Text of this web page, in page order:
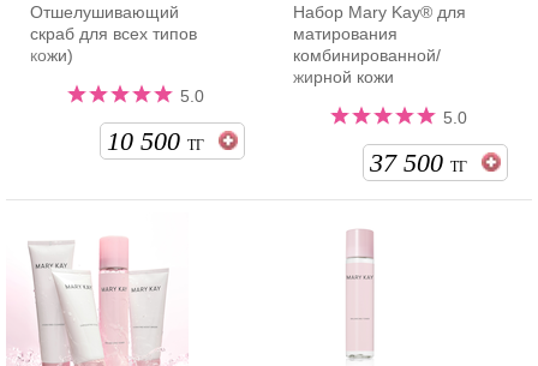
Отшелушивающий
скраб для всех типов
кожи)
5.0
10 500 ТГ
Набор Mary Kay® для
матирования
комбинированной/
жирной кожи
5.0
37 500 ТГ